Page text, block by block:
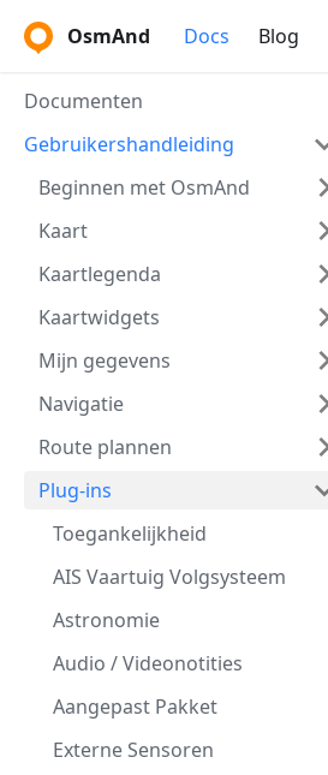
OsmAnd Docs Blog
Documenten
Gebruikershandleiding
Beginnen met OsmAnd
Kaart
Kaartlegenda
Kaartwidgets
Mijn gegevens
Navigatie
Route plannen
Plug-ins
Toegankelijkheid
AIS Vaartuig Volgsysteem
Astronomie
Audio / Videonotities
Aangepast Pakket
Externe Sensoren